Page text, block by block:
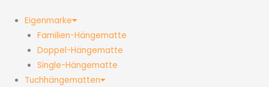
Eigenmarke
Familien-Hängematte
Doppel-Hängematte
Single-Hängematte
Tuchhängematten